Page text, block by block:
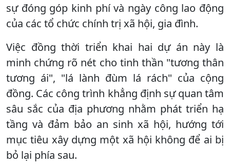
sự đóng góp kinh phí và ngày công lao động
của các tổ chức chính trị xã hội, gia đình.
Việc đồng thời triển khai hai dự án này là
minh chứng rõ nét cho tinh thần "tương thân
tương ái", "lá lành đùm lá rách" của cộng
đồng. Các công trình khẳng định sự quan tâm
sâu sắc của địa phương nhằm phát triển hạ
tầng và đảm bảo an sinh xã hội, hướng tới
mục tiêu xây dựng một xã hội không để ai bị
bỏ lại phía sau.